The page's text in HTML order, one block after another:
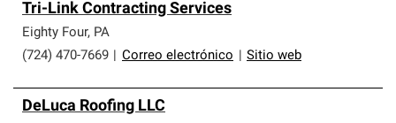
Tri-Link Contracting Services
Eighty Four, PA
(724) 470-7669
Correo electrónico Sitio web
DeLuca Roofing LLC